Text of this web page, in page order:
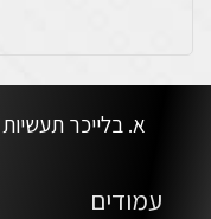
עמודים